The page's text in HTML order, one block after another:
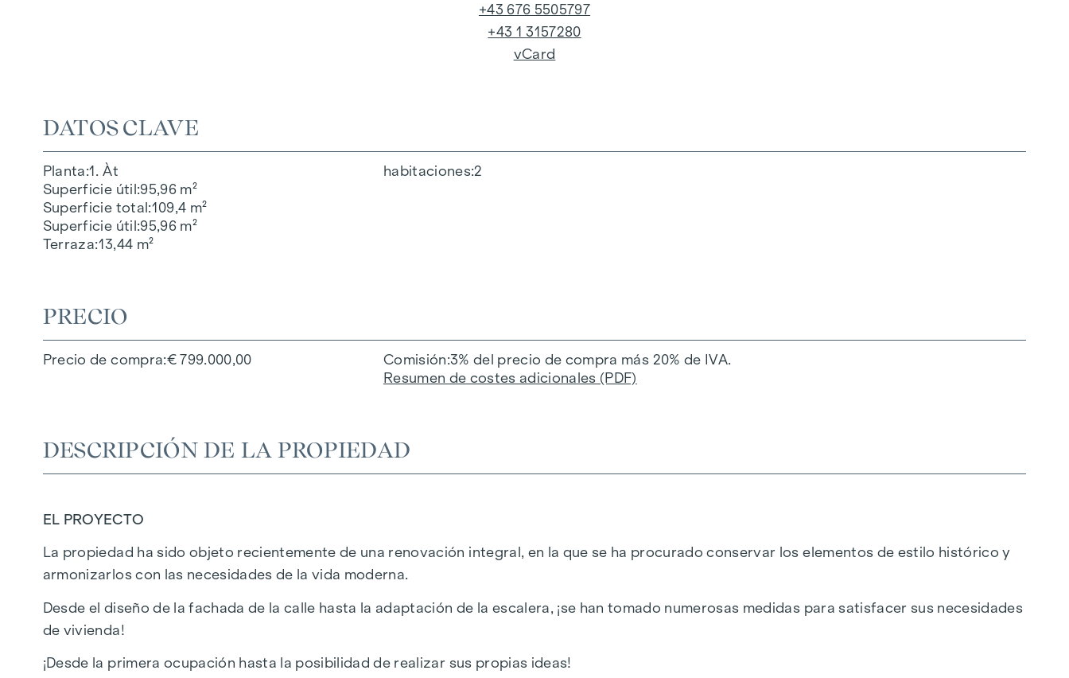
DATOS CLAVE
Planta 1. Àt
Superficie útil 95,96 m²
Superficie total 109,4 m²
Superficie útil 95,96 m²
Terraza 13,44 m²
habitaciones 2
PRECIO
Precio de compra € 799.000,00 Comisión 3% del precio de compra más 20% de IVA.
Resumen de costes adicionales (PDF)
DESCRIPCIÓN DE LA PROPIEDAD
EL PROYECTO
La propiedad ha sido objeto recientemente de una renovación integral, en la que se ha procurado conservar los elementos de estilo histórico y
armonizarlos con las necesidades de la vida moderna.
Desde el diseño de la fachada de la calle hasta la adaptación de la escalera, ¡se han tomado numerosas medidas para satisfacer sus necesidades
de vivienda!
¡Desde la primera ocupación hasta la posibilidad de realizar sus propias ideas!
+43 676 5505797
+43 1 3157280
vCard